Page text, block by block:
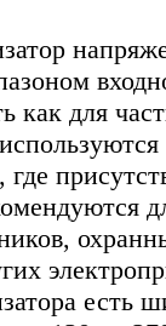
как для
есть